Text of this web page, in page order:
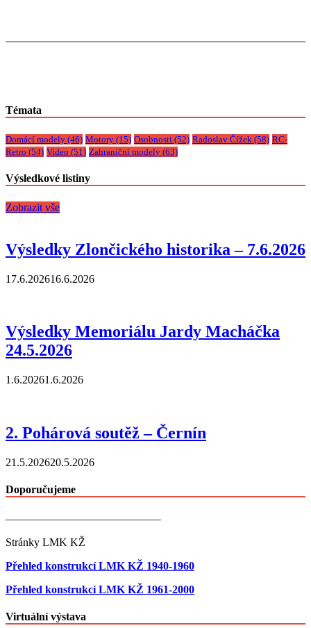
Témata
Domácí modely (46) Motory (15) Osobnosti (52) Radoslav Čížek (58) RC-
Retro (54) Video (51) Zahraniční modely (63)
Výsledkové listiny
Zobrazit vše
Výsledky Zlončického historika – 7.6.2026
17.6.202616.6.2026
Výsledky Memoriálu Jardy Macháčka
24.5.2026
1.6.20261.6.2026
2. Pohárová soutěž – Černín
21.5.202620.5.2026
Doporučujeme
——————————————
Stránky LMK KŽ
Přehled konstrukcí LMK KŽ 1940-1960
Přehled konstrukcí LMK KŽ 1961-2000
Virtuální výstava